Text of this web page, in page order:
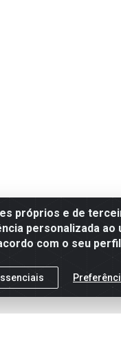
próprios e de
personalizada ao
com o seu